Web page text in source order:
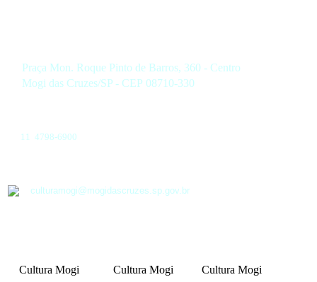
Praça Mon. Roque Pinto de Barros, 360 - Centro
Mogi das Cruzes/SP - CEP 08710-330
11 4798-6900
culturamogi@mogidascruzes.sp.gov.br
Cultura Mogi Cultura Mogi Cultura Mogi